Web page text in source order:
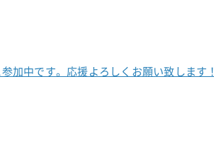
加中です。 応援よろしくお願い致します！